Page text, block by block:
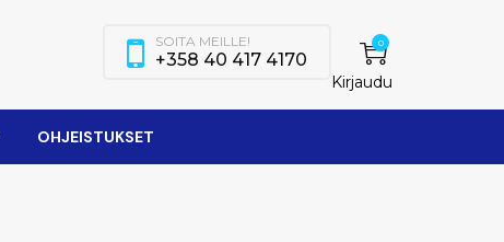
0
Kirjaudu
SOITA MEILLE!
+358 40 417 4170
OHJEISTUKSET